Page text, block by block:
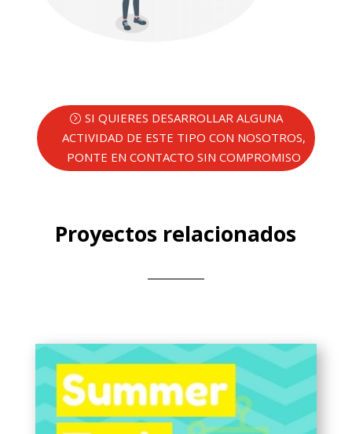
SI QUIERES DESARROLLAR ALGUNA
ACTIVIDAD DE ESTE TIPO CON NOSOTROS,
PONTE EN CONTACTO SIN COMPROMISO
Proyectos relacionados